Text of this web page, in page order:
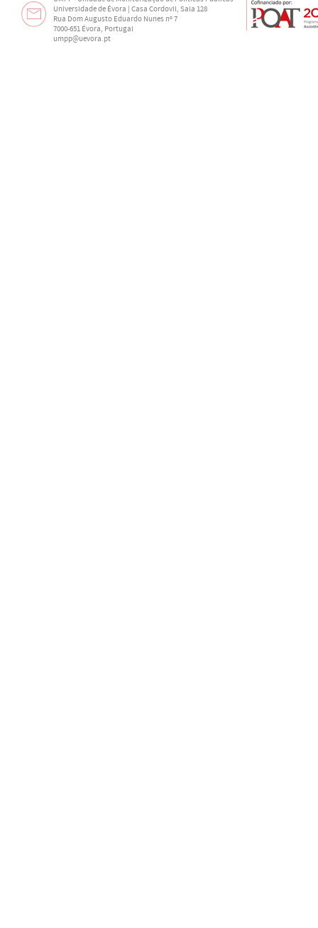
Universidade de Évora | Casa Cordovil, Sala 128
Rua Dom Augusto Eduardo Nunes nº 7
7000-651 Évora, Portugal
umpp@uevora.pt